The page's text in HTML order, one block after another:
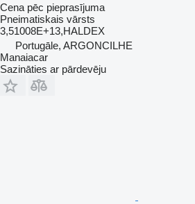
Cena pēc pieprasījuma
Pneimatiskais vārsts
3,51008E+13,HALDEX
Portugāle, ARGONCILHE
Manaiacar
Sazināties ar pārdevēju